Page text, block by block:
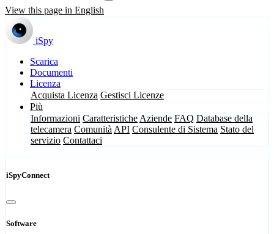
View this page in English
iSpy
Scarica
Documenti
Licenza
Acquista Licenza Gestisci Licenze
Più
Informazioni Caratteristiche Aziende FAQ Database della
telecamera Comunità API Consulente di Sistema Stato del
servizio Contattaci
iSpyConnect
Software